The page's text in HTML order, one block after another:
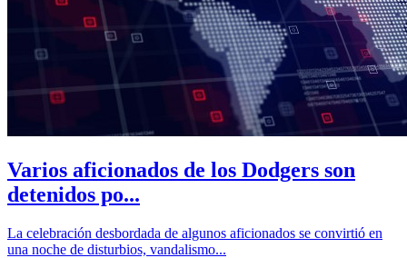
Varios aficionados de los Dodgers son
detenidos po...
La celebración desbordada de algunos aficionados se convirtió en
una noche de disturbios, vandalismo...